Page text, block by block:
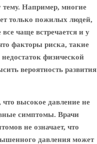
тему. Например, многие
только пожилых людей,
чаще встречается и у
факторы риска, такие
физической
вероятность развития
высокое давление не
симптомы. Врачи
не означает, что
давления может